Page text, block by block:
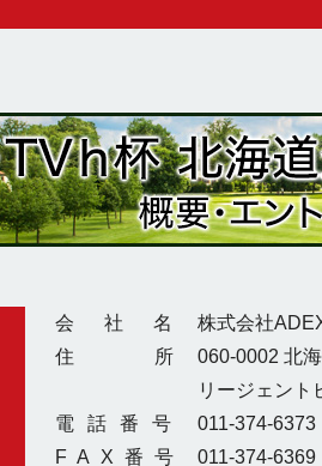
会社 名
株式会社
住
所
060-0002 北
リージェント
電話番 号
011-374-6373
FAX番 号
011-374-6369